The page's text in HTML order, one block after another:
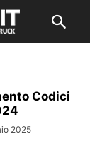
Codici
2025